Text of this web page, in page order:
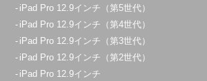
iPad Pro 12.9インチ（第5世代）
iPad Pro 12.9インチ（第4世代）
iPad Pro 12.9インチ（第3世代）
iPad Pro 12.9インチ（第2世代）
iPad Pro 12.9インチ